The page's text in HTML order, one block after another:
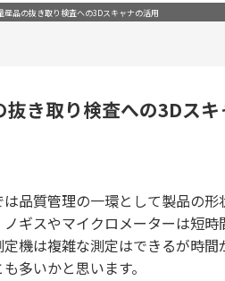
産品の抜き取り検査への3Dスキャナの活用
抜き取り検査への3Dス
品質管理の一環として製品の
ノギスやマイクロメーターは短
機は複雑な測定はできるが時
多いかと思います。